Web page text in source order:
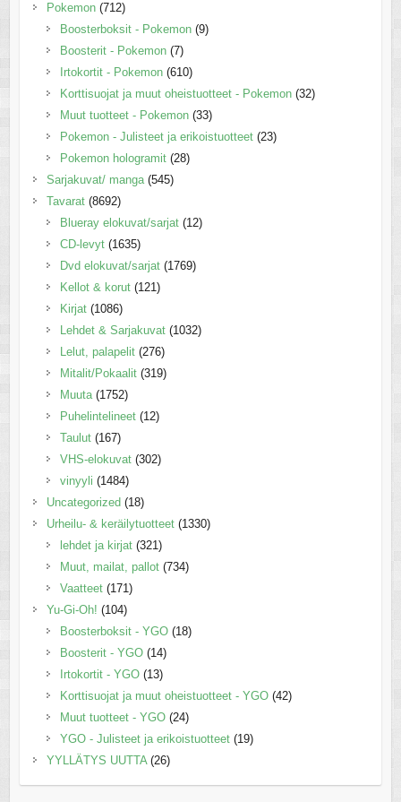
Pokemon (712)
Boosterboksit - Pokemon (9)
Boosterit - Pokemon (7)
Irtokortit - Pokemon (610)
Korttisuojat ja muut oheistuotteet - Pokemon (32)
Muut tuotteet - Pokemon (33)
Pokemon - Julisteet ja erikoistuotteet (23)
Pokemon hologramit (28)
Sarjakuvat/ manga (545)
Tavarat (8692)
Blueray elokuvat/sarjat (12)
CD-levyt (1635)
Dvd elokuvat/sarjat (1769)
Kellot & korut (121)
Kirjat (1086)
Lehdet & Sarjakuvat (1032)
Lelut, palapelit (276)
Mitalit/Pokaalit (319)
Muuta (1752)
Puhelintelineet (12)
Taulut (167)
VHS-elokuvat (302)
vinyyli (1484)
Uncategorized (18)
Urheilu- & keräilytuotteet (1330)
lehdet ja kirjat (321)
Muut, mailat, pallot (734)
Vaatteet (171)
Yu-Gi-Oh! (104)
Boosterboksit - YGO (18)
Boosterit - YGO (14)
Irtokortit - YGO (13)
Korttisuojat ja muut oheistuotteet - YGO (42)
Muut tuotteet - YGO (24)
YGO - Julisteet ja erikoistuotteet (19)
YYLLÄTYS UUTTA (26)